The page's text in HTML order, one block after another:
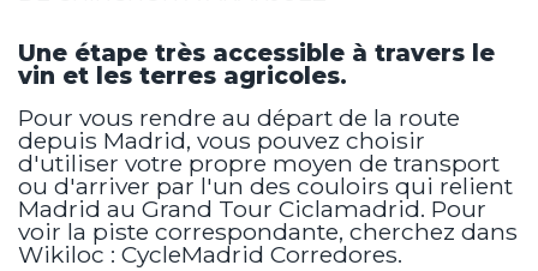
Une étape très accessible à travers le
vin et les terres agricoles.
Pour vous rendre au départ de la route
depuis Madrid, vous pouvez choisir
d'utiliser votre propre moyen de transport
ou d'arriver par l'un des couloirs qui relient
Madrid au Grand Tour Ciclamadrid. Pour
voir la piste correspondante, cherchez dans
Wikiloc : CycleMadrid Corredores.